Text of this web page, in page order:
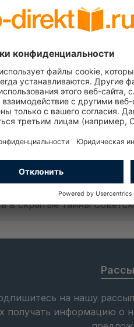
и
в самые важные
эпохи,
и загадочные
уголки истории
в скрытые тайны
на нашу
получать информацию о